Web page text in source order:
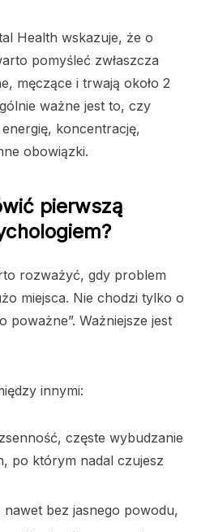
Health wskazuje, że o
pomyśleć zwłaszcza
męczące i trwają około 2
ważne jest to, czy
koncentrację,
obowiązki.
pierwszą
rozważyć, gdy problem
miejsca. Nie chodzi tylko o
poważne”. Ważniejsze jest
innymi:
częste wybudzanie
po którym nadal czujesz
nawet bez jasnego powodu,